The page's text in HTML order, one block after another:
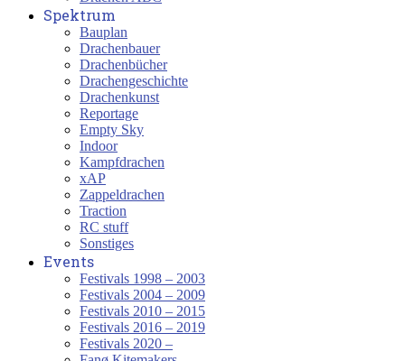
Spektrum
Bauplan
Drachenbauer
Drachenbücher
Drachengeschichte
Drachenkunst
Reportage
Empty Sky
Indoor
Kampfdrachen
xAP
Zappeldrachen
Traction
RC stuff
Sonstiges
Events
Festivals 1998 – 2003
Festivals 2004 – 2009
Festivals 2010 – 2015
Festivals 2016 – 2019
Festivals 2020 –